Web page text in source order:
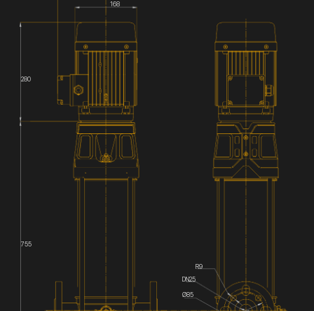
DN25
168
280
755
Ø85
R9